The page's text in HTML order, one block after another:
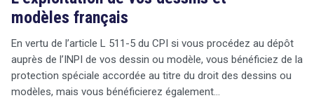
modèles français
En vertu de l’article L 511-5 du CPI si vous procédez au dépôt
auprès de l’INPI de vos dessin ou modèle, vous bénéficiez de la
protection spéciale accordée au titre du droit des dessins ou
modèles, mais vous bénéficierez également…